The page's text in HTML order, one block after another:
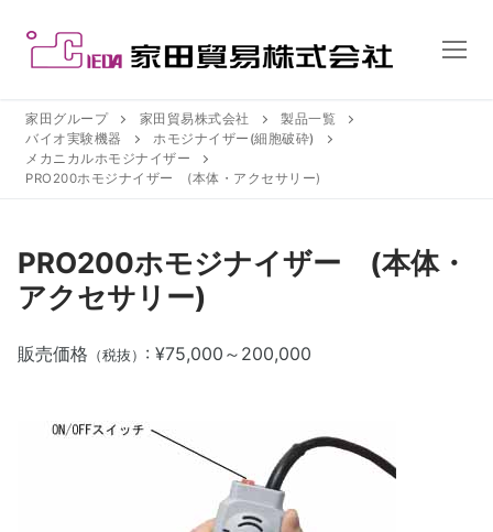
家田グループ 家田貿易株式会社
製品一覧
バイオ実験機器
ホモジナイザー(細胞破砕)
メカニカルホモジナイザー
PRO200ホモジナイザー (本体・アクセサリー)
PRO200ホモジナイザー (本体・
アクセサリー)
販売価格 （税抜） : ¥75,000～200,000